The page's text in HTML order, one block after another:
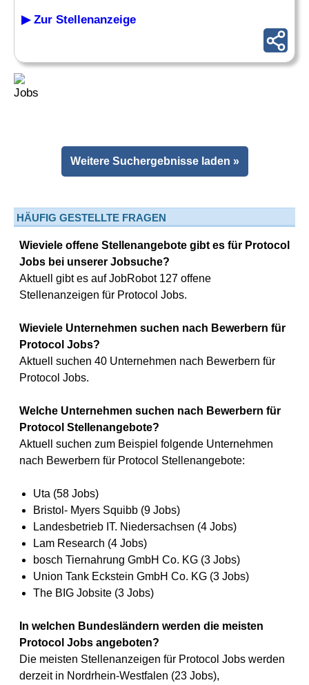
▶ Zur Stellenanzeige
Weitere Suchergebnisse laden »
HÄUFIG GESTELLTE FRAGEN
Wieviele offene Stellenangebote gibt es für Protocol
Jobs bei unserer Jobsuche?
Aktuell gibt es auf JobRobot 127 offene
Stellenanzeigen für Protocol Jobs.
Wieviele Unternehmen suchen nach Bewerbern für
Protocol Jobs?
Aktuell suchen 40 Unternehmen nach Bewerbern für
Protocol Jobs.
Welche Unternehmen suchen nach Bewerbern für
Protocol Stellenangebote?
Aktuell suchen zum Beispiel folgende Unternehmen
nach Bewerbern für Protocol Stellenangebote:
Uta (58 Jobs)
Bristol- Myers Squibb (9 Jobs)
Landesbetrieb IT. Niedersachsen (4 Jobs)
Lam Research (4 Jobs)
bosch Tiernahrung GmbH Co. KG (3 Jobs)
Union Tank Eckstein GmbH Co. KG (3 Jobs)
The BIG Jobsite (3 Jobs)
In welchen Bundesländern werden die meisten
Protocol Jobs angeboten?
Die meisten Stellenanzeigen für Protocol Jobs werden
derzeit in Nordrhein-Westfalen (23 Jobs),